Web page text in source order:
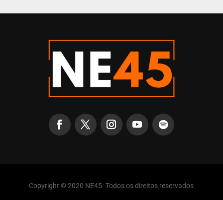
Copyright © 2020 NE45. Todos os direitos reservados